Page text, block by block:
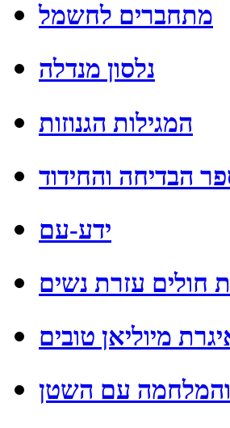
מתחברים לחשמל
נלסון מנדלה
המגילות הגנוזות
הבדיחה והחידוד
ידע-עם
חולים עזרת נשים
מיוליאן טובים
והמלחמה עם השטן